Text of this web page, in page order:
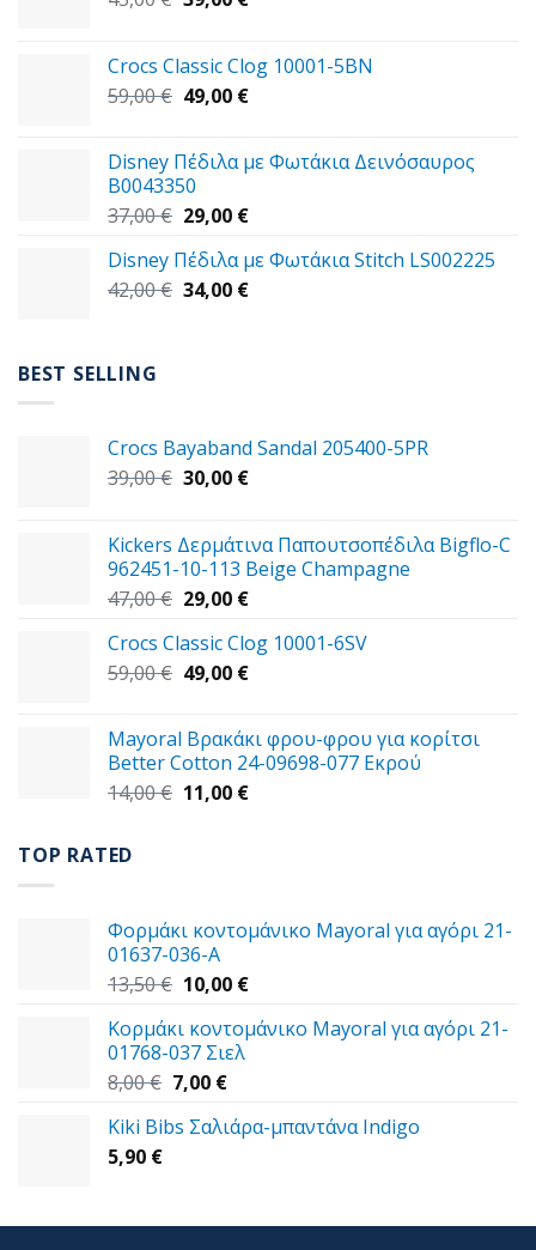
45,00 €.είναι:
39,00 €.
Crocs Classic Clog 10001-5BN
59,00€ Original
59,00 €.
49,00 €Η
είναι:
Disney Πέδιλα με Φωτάκια Δεινόσαυρος
B0043350
37,00€ Original
was:
37,00 €.
29,00 €Η
τιμή
είναι:
Disney Πέδιλα με Φωτάκια Stitch LS002225
42,00€ Original
34,00 €Η
BEST SELLING
Crocs Bayaband Sandal 205400-5PR
39,00€ Original
39,00 €.
30,00 €Η
είναι:
30,00 €.
Kickers Δερμάτινα Παπουτσοπέδιλα Bigflo-C
962451-10-113 Beige Champagne
47,00€ Original
was:
47,00 €.
29,00 €Η
τιμή
είναι:
Crocs Classic Clog 10001-6SV
59,00€ Original
59,00 €.
49,00 €Η
είναι:
49,00 €.
Mayoral Βρακάκι φρου-φρου για κορίτσι
Better Cotton 24-09698-077 Εκρού
14,00€ Original
11,00 €Η
TOP RATED
Φορμάκι κοντομάνικo Mayoral για αγόρι 21-
01637-036-A
13,50€ Original
was:
13,50 €.
10,00 €Η
τιμή
Κορμάκι κοντομάνικο Mayoral για αγόρι 21-
01768-037 Σιελ
8,00€ Original
was:
7,00 €Η
τιμή
Kiki Bibs Σαλιάρα-μπαντάνα Indigo
5,90 €